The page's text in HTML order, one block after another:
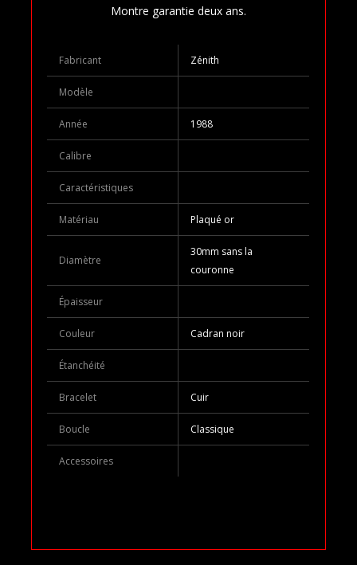
Montre garantie deux ans.
Fabricant Zénith
Modèle
Année 1988
Calibre
Caractéristiques
Matériau Plaqué or
Diamètre
30mm sans la
couronne
Épaisseur
Couleur Cadran noir
Étanchéité
Bracelet Cuir
Boucle Classique
Accessoires